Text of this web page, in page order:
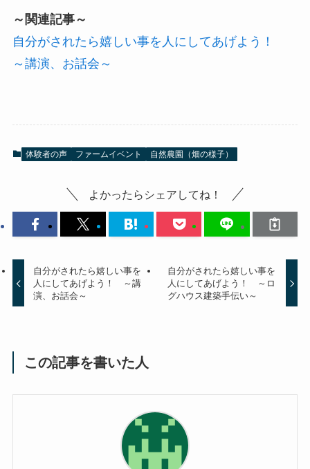
～関連記事～
自分がされたら嬉しい事を人にしてあげよう！
～講演、お話会～
体験者の声 ファームイベント 自然農園（畑の様子）
よかったらシェアしてね！
自分がされたら嬉しい事を
人にしてあげよう！ ～講
演、お話会～
自分がされたら嬉しい事を
人にしてあげよう！ ～ロ
グハウス建築手伝い～
この記事を書いた人